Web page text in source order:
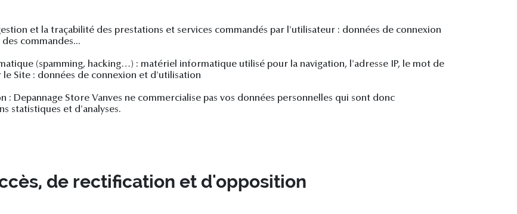
et la traçabilité des prestations et services commandés par l'utilisateur : données de connexion
commandes...
(spamming, hacking…) : matériel informatique utilisé pour la navigation, l'adresse IP, le mot de
le Site : données de connexion et d'utilisation
: Depannage Store Vanves ne commercialise pas vos données personnelles qui sont donc
statistiques et d'analyses.
de rectification et d'opposition